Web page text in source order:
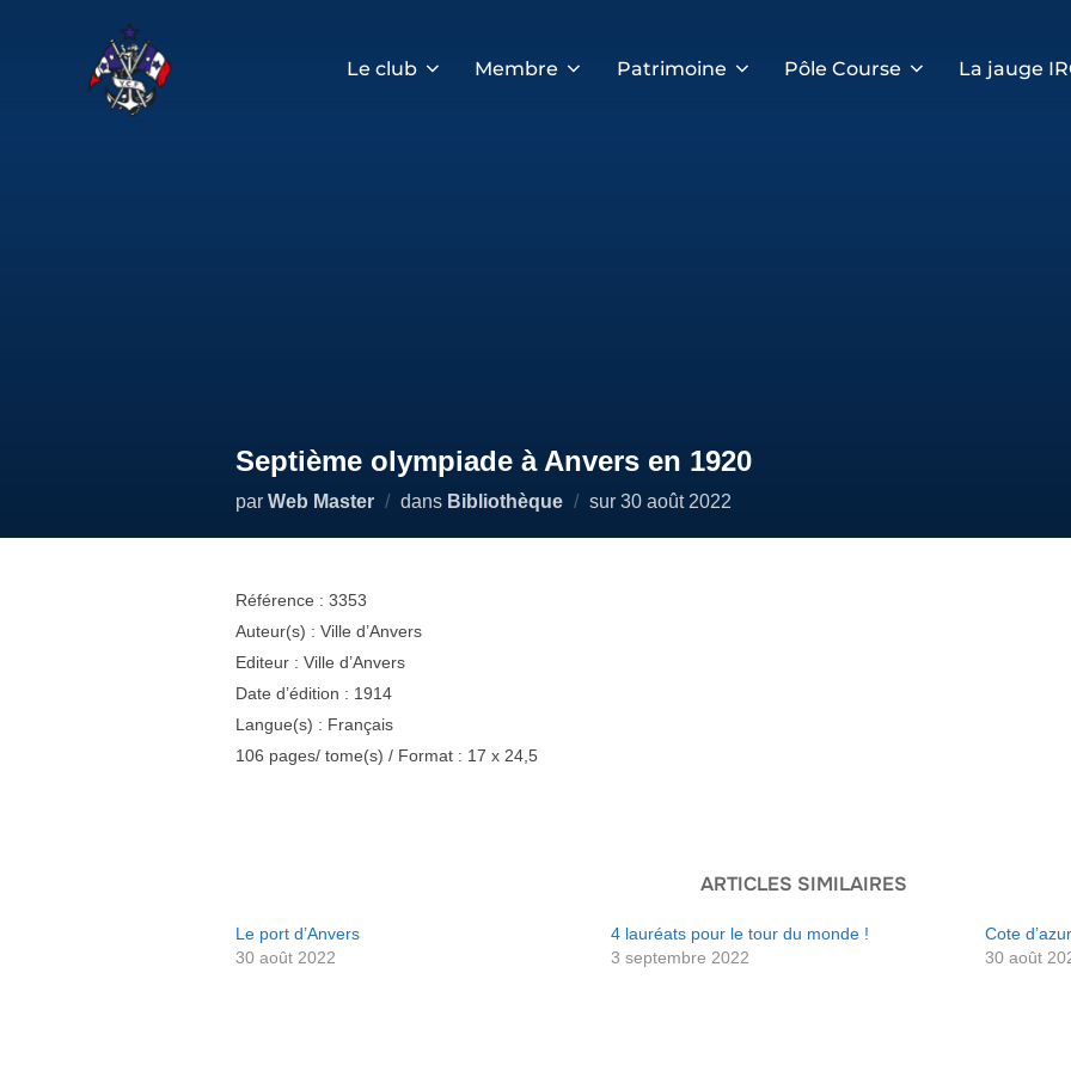
Le club Membre Patrimoine Pôle Course La jauge
Septième olympiade à Anvers en 1920
par Web Master dans Bibliothèque sur Publié
30 août 2022
Référence : 3353
Auteur(s) : Ville d’Anvers
Editeur : Ville d’Anvers
Date d’édition : 1914
Langue(s) : Français
106 pages/ tome(s) / Format : 17 x 24,5
ARTICLES SIMILAIRES
Le port d’Anvers
30 août 2022
4 lauréats pour le tour du monde !
3 septembre 2022
Cote d’azur
30 août